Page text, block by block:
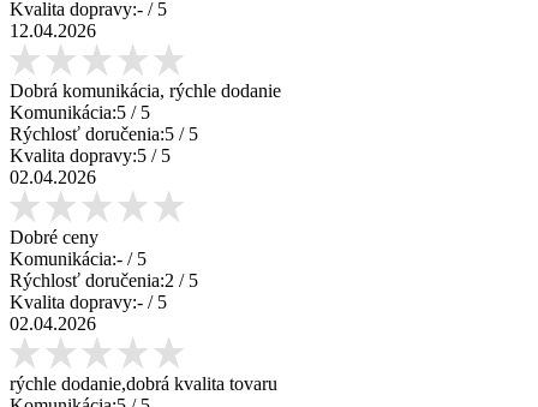
Kvalita dopravy:- / 5
12.04.2026
Dobrá komunikácia, rýchle dodanie
Komunikácia:5 / 5
Rýchlosť doručenia:5 / 5
Kvalita dopravy:5 / 5
02.04.2026
Dobré ceny
Komunikácia:- / 5
Rýchlosť doručenia:2 / 5
Kvalita dopravy:- / 5
02.04.2026
rýchle dodanie,dobrá kvalita tovaru